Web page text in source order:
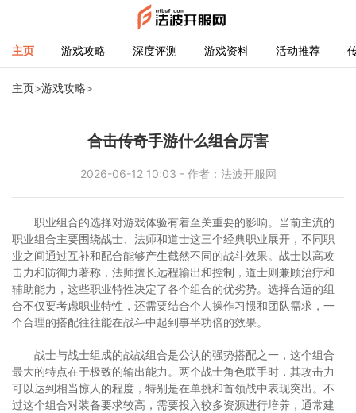
主页 游戏攻略 深度评测 游戏资料 活动推荐
主页>游戏攻略>
合击传奇手游什么组合厉害
2026-06-12 10:03 - 作者：法波开服网
职业组合的选择对游戏体验有着至关重要的影响。当前主流的
职业组合主要围绕战士、法师和道士这三个经典职业展开，不同职
业之间通过互补和配合能够产生截然不同的战斗效果。战士以高攻
击力和防御力著称，法师擅长远程输出和控制，道士则兼顾治疗和
辅助能力，这些职业特性决定了各个组合的优劣势。选择合适的组
合不仅要考虑职业特性，还需要结合个人操作习惯和团队需求，一
个合理的搭配往往能在战斗中起到事半功倍的效果。
战士与战士组成的战战组合是公认的强势搭配之一，这个组合
最大的特点在于极致的输出能力。两个战士角色联手时，其攻击力
可以达到相当惊人的程度，特别是在单挑和首领战中表现突出。不
过这个组合对装备要求较高，需要投入较多资源进行培养，通常建